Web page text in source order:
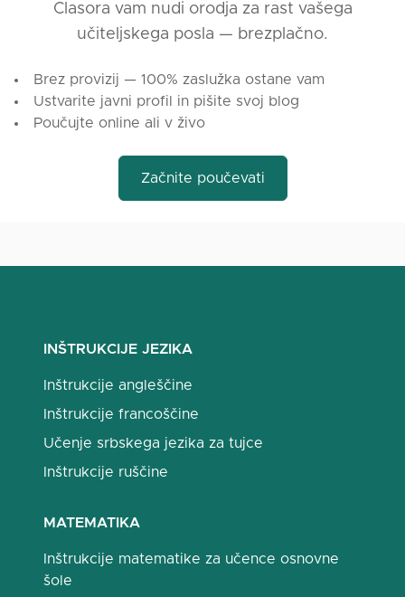
Clasora vam nudi orodja za rast vašega
učiteljskega posla — brezplačno.
Brez provizij — 100% zaslužka ostane vam
Ustvarite javni profil in pišite svoj blog
Poučujte online ali v živo
Začnite poučevati
INŠTRUKCIJE JEZIKA
Inštrukcije angleščine
Inštrukcije francoščine
Učenje srbskega jezika za tujce
Inštrukcije ruščine
MATEMATIKA
Inštrukcije matematike za učence osnovne
šole